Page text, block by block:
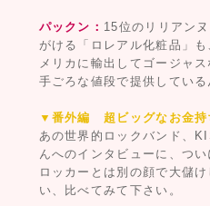
パックン： 15位のリリアン
がける「ロレアル化粧品」
メリカに輸出してゴージャ
手ごろな値段で提供している
▼番外編 超ビッグなお金持
あの世界的ロックバンド、
んへのインタビューに、つい
ロッカーとは別の顔で大儲
い、比べてみて下さい。